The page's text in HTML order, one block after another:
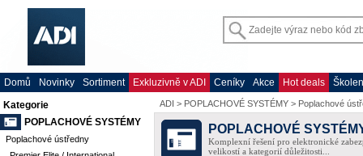
Domů Novinky Sortiment Exkluzivně v ADI Ceníky Akce Hot deals
Kategorie
POPLACHOVÉ SYSTÉMY
Poplachové ústředny
ADI > POPLACHOVÉ SYSTÉMY > Poplachové
POPLACHOVÉ
Komplexní řešení pro elektronické
velikostí a kategorií důležitosti...